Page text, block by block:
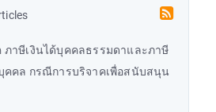
ภาษีเงินได้บุคคลธรรมดาและภาษี
คคล กรณีการบริจาคเพื่อสนับสนุน